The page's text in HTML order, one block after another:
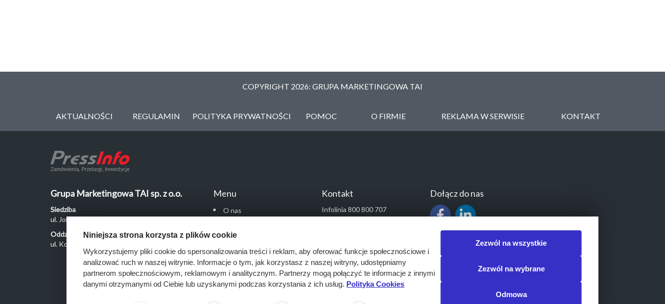
COPYRIGHT 2026: GRUPA MARKETINGOWA TAI
AKTUALNOŚCI REGULAMIN POLITYKA PRYWATNOŚCI POMOC O FIRMIE REKLAMA W SERWISIE KONTAKT
Grupa Marketingowa TAI sp. z o.o.
Siedziba
ul. Jordanowska 12, 04-204 Warszawa
Oddział Poznań
ul. Kochanowskiego 18/6, 60-846 Poznań
Menu
O nas
Monitoring przetargów
Raporty przetargowe
Ustawienia cookies
Kontakt
Kontakt
Infolinia 800 800 707
kontakt@pressinfo.pl
Dołącz do nas
Niniejsza strona korzysta z plików cookie
Wykorzystujemy pliki cookie do spersonalizowania treści i reklam, aby oferować funkcje społecznościowe i
analizować ruch w naszej witrynie. Informacje o tym, jak korzystasz z naszej witryny, udostępniamy
partnerom społecznościowym, reklamowym i analitycznym. Partnerzy mogą połączyć te informacje z innymi
danymi otrzymanymi od Ciebie lub uzyskanymi podczas korzystania z ich usług. Polityka Cookies
Zezwól na wszystkie
Zezwól na wybrane
Odmowa